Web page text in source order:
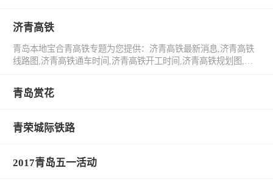
济青高铁
青岛本地宝合青高铁专题为您提供：济青高铁最新消息,济青高铁
线路图,济青高铁通车时间,济青高铁开工时间,济青高铁规划图,济
青岛赏花
青荣城际铁路
2017青岛五一活动